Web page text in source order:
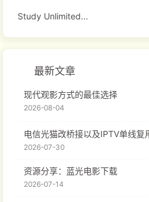
Study Unlimited...
最新文章
现代观影方式的最佳选择
2026-08-04
电信光猫改桥接以及IPTV单线复
2026-07-30
资源分享：蓝光电影下载
2026-07-14